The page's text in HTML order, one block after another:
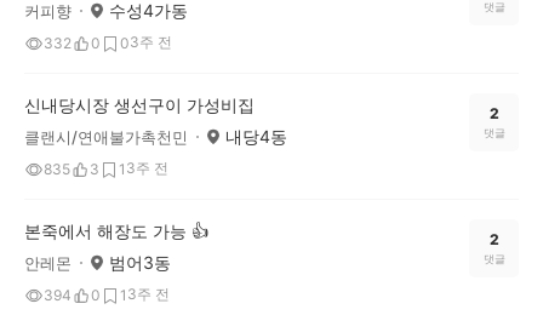
커피향 수성4가동
332 0 03주 전
댓글
신내당시장 생선구이 가성비집
클랜시/연애불가촉천민 내당4동
835 3 1 3주 전
2
댓글
본죽에서 해장도 가능 👍
안레몬 범어3동
394 0 1 3주 전
2
댓글